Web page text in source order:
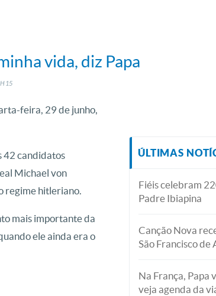
vida, diz Papa
feira, 29 de junho,
42 candidatos
Michael von
regime hitleriano.
mais importante da
ele ainda era o
ÚLTIMAS
Fiéis celebram
Padre Ibiapina
Canção Nova
São Francisco de
Na França, Papa
veja agenda da